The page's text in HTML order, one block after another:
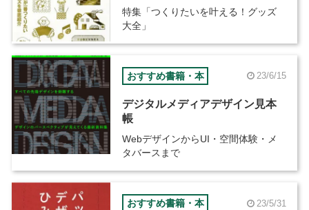
特集「つくりたいを叶える！グッズ
大全」
おすすめ書籍・本 23/6/15
デジタルメディアデザイン見本
帳
WebデザインからUI・空間体験・メ
タバースまで
おすすめ書籍・本 23/5/31